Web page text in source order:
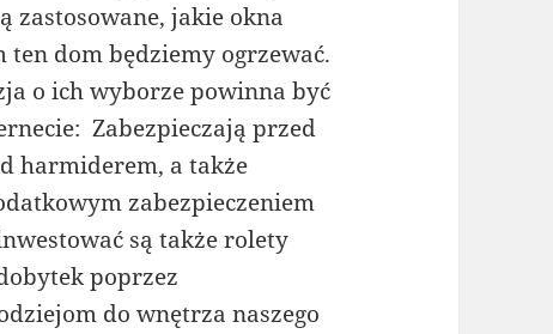
zastosowane, jakie okna
ten dom będziemy ogrzewać.
o ich wyborze powinna być
Zabezpieczają przed
harmiderem, a także
zabezpieczeniem
są także rolety
poprzez
do wnętrza naszego